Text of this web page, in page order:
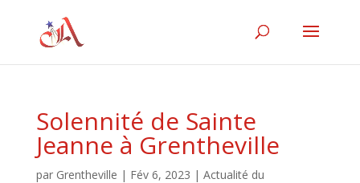
Solennité de Sainte
Jeanne à Grentheville
par Grentheville | Fév 6, 2023 | Actualité du